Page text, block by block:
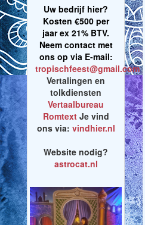
Uw bedrijf hier?
Kosten €500 per
jaar ex 21% BTV.
Neem contact met
ons op via E-mail:
tropischfeest@gmail.com
Vertalingen en
tolkdiensten
Vertaalbureau
RomtextJe vind
ons via: vindhier.nl
Website nodig?
astrocat.nl